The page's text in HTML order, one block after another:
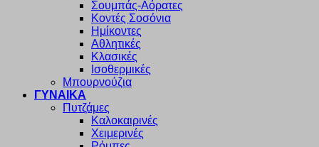
Σουμπάς-Αόρατες
Κοντές Σοσόνια
Ημίκοντες
Αθλητικές
Κλασικές
Ισοθερμικές
Μπουρνούζια
ΓΥΝΑΙΚΑ
Πυτζάμες
Καλοκαιρινές
Χειμερινές